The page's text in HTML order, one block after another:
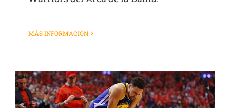
MÁS INFORMACIÓN